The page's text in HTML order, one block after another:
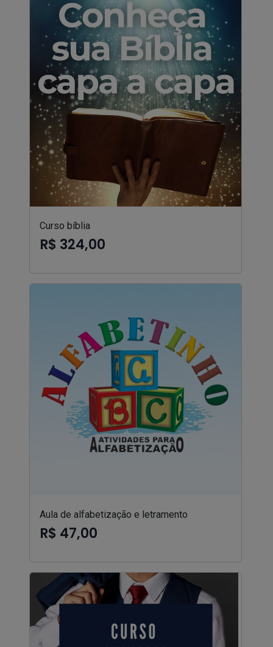
Curso bíblia
R$ 324,00
Aula de alfabetização e letramento
R$ 47,00